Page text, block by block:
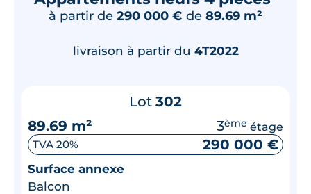
à partir de 290 000 € de 89.69 m²
livraison à partir du 4T2022
Lot 302
89.69 m²
3ème étage
TVA 20% 290 000 €
Surface annexe
Balcon